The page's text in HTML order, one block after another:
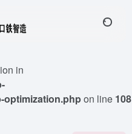
in
optimization.phpon line 108